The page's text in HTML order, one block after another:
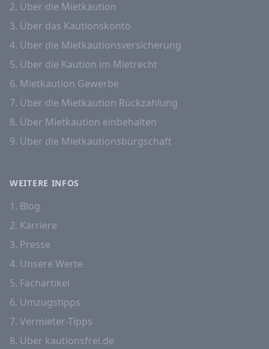
2. Über die Mietkaution
3. Über das Kautionskonto
4. Über die Mietkautionsversicherung
5. Über die Kaution im Mietrecht
6. Mietkaution Gewerbe
7. Über die Mietkaution Rückzahlung
8. Über Mietkaution einbehalten
9. Über die Mietkautionsbürgschaft
WEITERE INFOS
1. Blog
2. Karriere
3. Presse
4. Unsere Werte
5. Fachartikel
6. Umzugstipps
7. Vermieter-Tipps
8. Über kautionsfrei.de